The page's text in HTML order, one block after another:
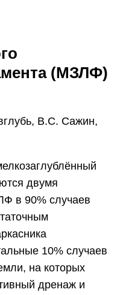
(МЗЛФ)
В.С. Сажин,
двумя
в 90% случаев
10% случаев
на которых
дренаж и